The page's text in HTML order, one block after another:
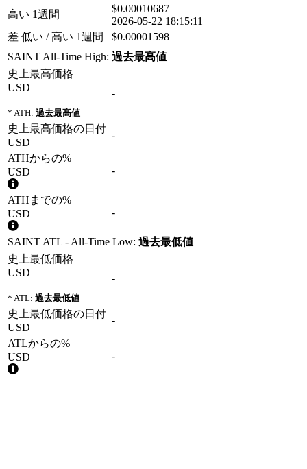
高い 1週間
$0.00010687
2026-05-22 18:15:11
差 低い / 高い 1週間
$0.00001598
SAINT All-Time High: 過去最高値
史上最高価格
USD
* ATH: 過去最高値
-
史上最高価格の日付
USD
-
ATHからの%
USD
-
ATHまでの%
USD
-
SAINT ATL - All-Time Low: 過去最低値
史上最低価格
USD
* ATL: 過去最低値
-
史上最低価格の日付
USD
-
ATLからの%
USD
-